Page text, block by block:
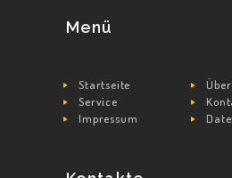
Menü
Startseite
Service
Impressum